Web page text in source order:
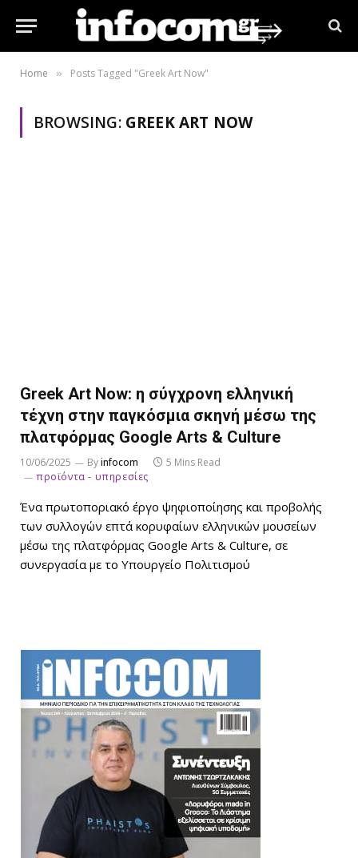
Home » Posts Tagged "Greek Art Now"
BROWSING: GREEK ART NOW
Greek Art Now: η σύγχρονη ελληνική
τέχνη στην παγκόσμια σκηνή μέσω της
πλατφόρμας Google Arts & Culture
10/06/2025 Byinfocom
5 Mins Read
προϊόντα - υπηρεσίες
Ένα πρωτοποριακό έργο ψηφιοποίησης και προβολής
των συλλογών επτά κορυφαίων ελληνικών μουσείων
μέσω της πλατφόρμας Google Arts & Culture, σε
συνεργασία με το Υπουργείο Πολιτισμού